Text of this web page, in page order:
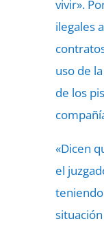
vivir».
ilegales
uso de
de los
«Dicen
el